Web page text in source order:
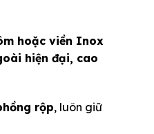
hoặc viền Inox
hiện đại, cao
rộp, luôn giữ